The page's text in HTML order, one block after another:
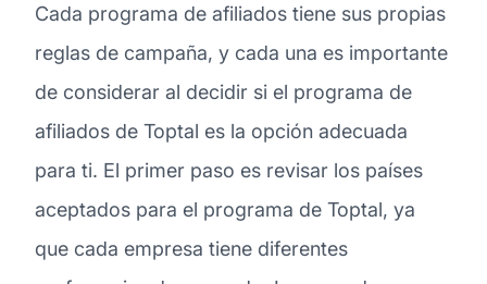
Cada programa de afiliados tiene sus propias
reglas de campaña, y cada una es importante
de considerar al decidir si el programa de
afiliados de Toptal es la opción adecuada
para ti. El primer paso es revisar los países
aceptados para el programa de Toptal, ya
que cada empresa tiene diferentes